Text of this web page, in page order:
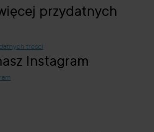
przydatnych
treści
Instagram